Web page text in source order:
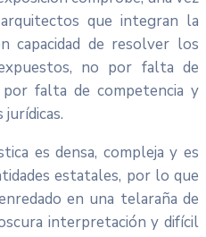
que integran la
capacidad de resolver los
no por falta de
por falta de competencia y
es densa, compleja y es
estatales, por lo que
en una telaraña de
interpretación y difícil